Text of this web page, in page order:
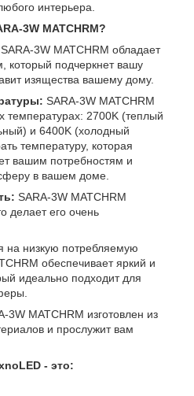
интерьера.
3W MATCHRM?
SARA-3W MATCHRM обладает
который подчеркнет вашу
изящества вашему дому.
SARA-3W MATCHRM
температурах: 2700K (теплый
и 6400K (холодный
температуру, которая
вашим потребностям и
в вашем доме.
SARA-3W MATCHRM
делает его очень
на низкую потребляемую
обеспечивает яркий и
идеально подходит для
3W MATCHRM изготовлен из
и прослужит вам
- это: